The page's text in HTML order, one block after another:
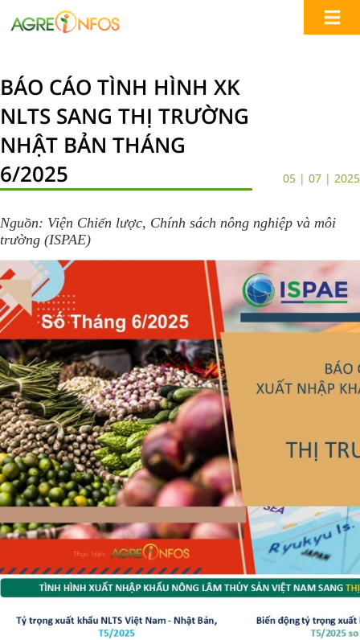
BÁO CÁO TÌNH HÌNH XK
NLTS SANG THỊ TRƯỜNG
NHẬT BẢN THÁNG
6/2025
05 | 07 | 2025
Nguồn: Viện Chiến lược, Chính sách nông nghiệp và môi
trường (ISPAE)